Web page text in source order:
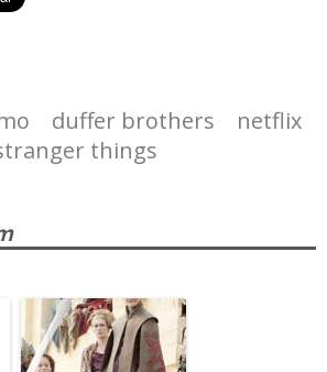
duffer brothers
netflix
things